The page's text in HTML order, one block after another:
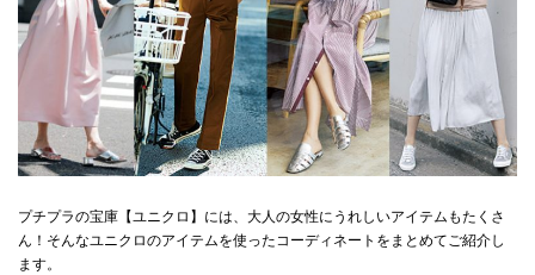
プチプラの宝庫【ユニクロ】には、大人の女性にうれしいアイテムもたくさ
ん！そんなユニクロのアイテムを使ったコーディネートをまとめてご紹介し
ます。